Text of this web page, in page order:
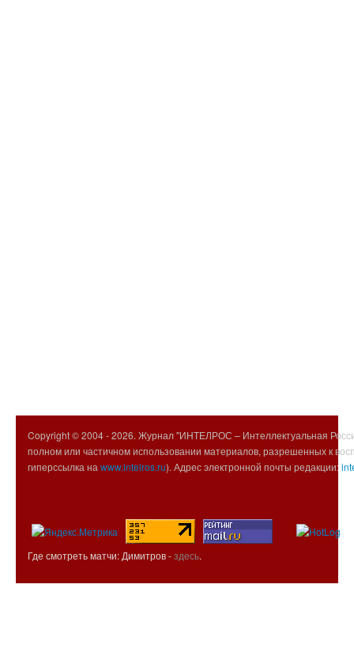
Copyright © 2004 -2026. Журнал "ИНТЕЛРОС – Интеллектуальная
полном или частичном использовании материалов, разрешенных к
гиперссылка на www.intelros.ru). Адрес электронной почты редакции:
Где смотреть матчи: Димитров -здесь.